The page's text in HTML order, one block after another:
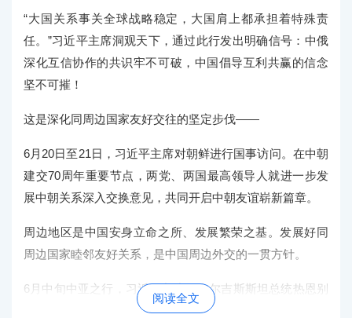
“大国关系事关全球战略稳定，大国肩上都承担着特殊责
任。”习近平主席洞观天下，通过此行发出明确信号：中俄
深化互信协作的共识牢不可破，中国倡导互利共赢的信念
坚不可摧！
这是深化同周边国家友好交往的坚定步伐——
6月20日至21日，习近平主席对朝鲜进行国事访问。在中朝
建交70周年重要节点，两党、两国最高领导人就进一步发
展中朝关系深入交换意见，共同开启中朝友谊崭新篇章。
周边地区是中国安身立命之所、发展繁荣之基。发展好同
周边国家睦邻友好关系，是中国周边外交的一贯方针。
6月中旬中亚之行，习近平主席同吉尔吉斯斯坦总统热恩别
科夫、塔吉克斯坦总统拉赫蒙分别签署中吉、中塔进一步
阅读全文